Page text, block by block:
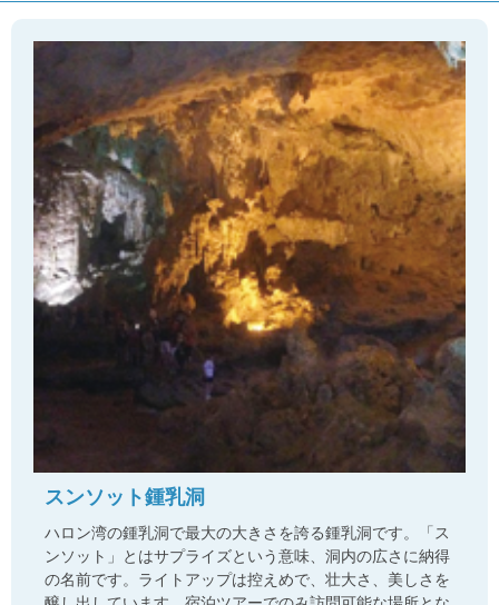
スンソット鍾乳洞
ハロン湾の鍾乳洞で最大の大きさを誇る鍾乳洞です。「ス
ンソット」とはサプライズという意味、洞内の広さに納得
の名前です。ライトアップは控えめで、壮大さ、美しさを